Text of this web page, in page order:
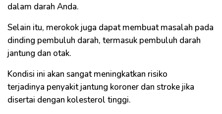
dalam darah Anda.
Selain itu, merokok juga dapat membuat masalah pada
dinding pembuluh darah, termasuk pembuluh darah
jantung dan otak.
Kondisi ini akan sangat meningkatkan risiko
terjadinya penyakit jantung koroner dan stroke jika
disertai dengan kolesterol tinggi.